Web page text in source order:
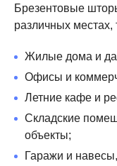
Брезентовые
различных местах,
Жилые дома и
Офисы и
Летние кафе и
Складские
объекты;
Гаражи и